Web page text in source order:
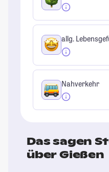
allg.
Nahverkehr
Das sagen
über Gießen